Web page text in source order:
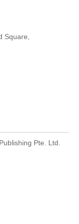
Square,
Pte. Ltd.